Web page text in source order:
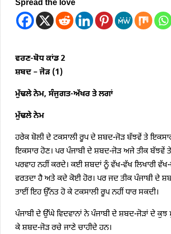
Spread the love
ਵਰਣ-ਬੋਧਕਾਂਡ 2
ਸ਼ਬਦ– ਜੋੜ (1)
ਮੁੱਢਲੇ ਨੇਮ, ਸੰਜੁਗਤ-ਅੱਖਰ ਤੇ ਲਗਾਂ
ਮੁੱਢਲੇ ਨੇਮ
ਹਰੇਕ ਬੋਲੀ ਦੇ ਟਕਸਾਲੀ ਰੂਪ ਦੇ ਸ਼ਬਦ-ਜੋੜ ਬੱਝਵੇਂ ਤੇ
ਇਕਸਾਰ ਹੋਣ। ਪਰ ਪੰਜਾਬੀ ਦੇ ਸ਼ਬਦ-ਜੋੜ ਅਜੇ ਤੀਕ ਬੱਝਵੇਂ
ਪਰਵਾਹ ਨਹੀਂ ਕਰਦੇ। ਕਈ ਸ਼ਬਦਾਂ ਨੂੰ ਵੱਖ-ਵੱਖ ਲਿਖਾਰੀ
ਵਰਤਦਾ ਹੈ ਅਤੇ ਕਦੇ ਕੋਈ ਹੋਰ। ਪਰ ਜਦ ਤੀਕ ਪੰਜਾਬੀ ਦੇ
ਤਾਈਂ ਇਹ ਉੱਨਤ ਹੋ ਕੇ ਟਕਸਾਲੀ ਰੂਪ ਨਹੀਂ ਧਾਰ ਸਕਦੀ।
ਪੰਜਾਬੀ ਦੇ ਉੱਘੇ ਵਿਦਵਾਨਾਂ ਨੇ ਪੰਜਾਬੀ ਦੇ ਸ਼ਬਦ-ਜੋੜਾਂ ਦੇ
ਕੇ ਸ਼ਬਦ-ਜੋੜ ਰਚੇ ਜਾਣੇ ਚਾਹੀਦੇ ਹਨ।